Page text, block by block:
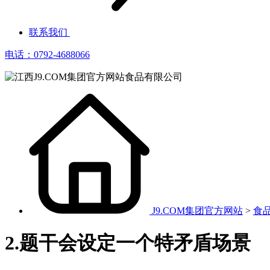
联系我们
电话：0792-4688066
J9.COM集团官方网站 > 食
2.题干会设定一个特矛盾场景